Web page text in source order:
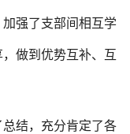
强了支部间相互学
做到优势互补、互
结，充分肯定了各